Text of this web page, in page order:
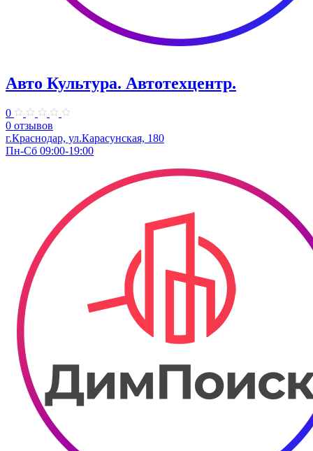
Авто Культура. ​Автотехцентр.
0
0 отзывов
​г.Краснодар, ул.Карасунская, 180
Пн-Сб 09:00-19:00